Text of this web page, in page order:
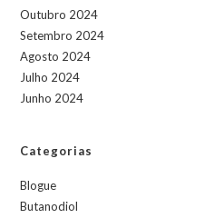
Outubro 2024
Setembro 2024
Agosto 2024
Julho 2024
Junho 2024
Categorias
Blogue
Butanodiol